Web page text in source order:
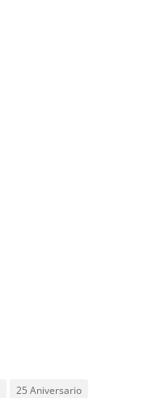
25 Aniversario